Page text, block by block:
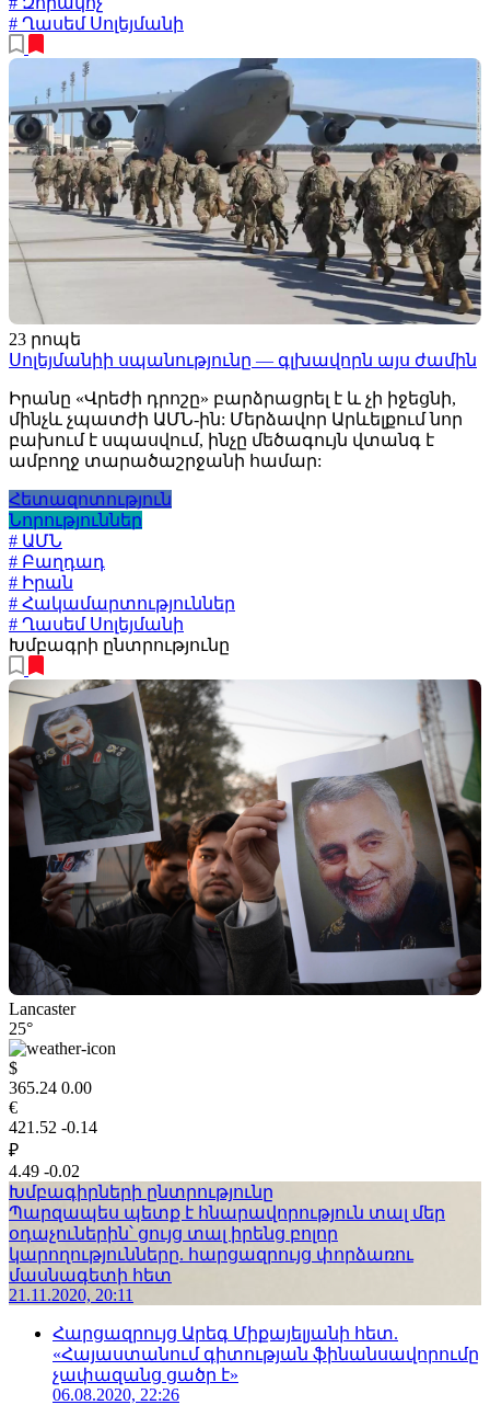
# Ղասեմ Սոլեյմանի
23 րոպե
Սոլեյմանիի սպանությունը — գլխավորն այս ժամին
Իրանը «Վրեժի դրոշը» բարձրացրել է և չի իջեցնի,
մինչև չպատժի ԱՄՆ-ին: Մերձավոր Արևելքում նոր
բախում է սպասվում, ինչը մեծագույն վտանգ է
ամբողջ տարածաշրջանի համար:
Հետազոտություն
Նորություններ
# ԱՄՆ
# Բաղդադ
# Իրան
# Հակամարտություններ
# Ղասեմ Սոլեյմանի
Խմբագրի ընտրությունը
Lancaster
25°
$
365.24 0.00
€
421.52 -0.14
₽
4.49 -0.02
Խմբագիրների ընտրությունը
Պարզապես պետք է հնարավորություն տալ մեր
օդաչուներին՝ ցույց տալ իրենց բոլոր
կարողությունները. հարցազրույց փորձառու
մասնագետի հետ
21.11.2020, 20:11
Հարցազրույց Արեգ Միքայելյանի հետ.
«Հայաստանում գիտության ֆինանսավորումը
չափազանց ցածր է»
06.08.2020, 22:26